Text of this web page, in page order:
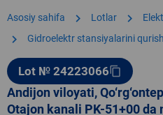
Asosiy sahifa chevron_right Lotlar chevron_right
chevron_right Gidroelektr stansiyalarini
Lot № 24223066content_copy
Andijon viloyati,
Otajon kanali PK-51+00 da